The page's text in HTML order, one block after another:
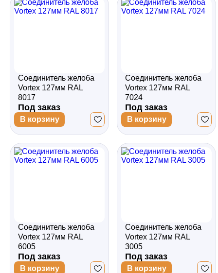
Дача и сад
Другие товары
Соединитель желоба
Vortex 127мм RAL
8017
Под заказ
В корзину
Соединитель желоба
Vortex 127мм RAL
7024
Под заказ
В корзину
Соединитель желоба
Vortex 127мм RAL
6005
Под заказ
В корзину
Соединитель желоба
Vortex 127мм RAL
3005
Под заказ
В корзину